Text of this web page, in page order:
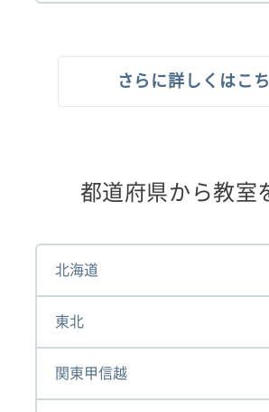
さらに詳しくはこ
都道府県から教室
北海道
東北
関東甲信越